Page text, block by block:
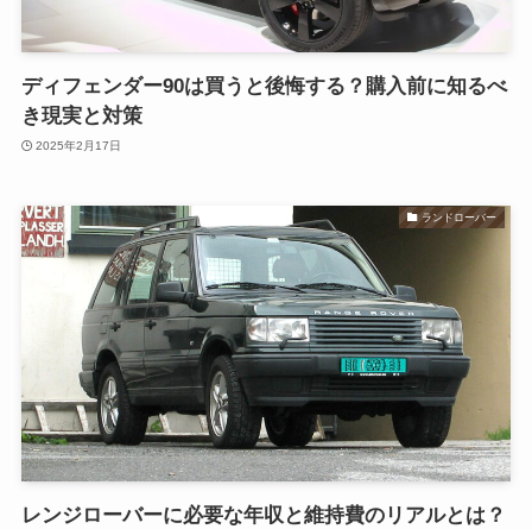
ディフェンダー90は買うと後悔する？購入前に知るべ
き現実と対策
2025年2月17日
ランドローバー
レンジローバーに必要な年収と維持費のリアルとは？